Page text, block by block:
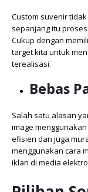
Custom suvenir
sepanjang itu
Cukup dengan
target kita untuk
terealisasi.
Bebas
Salah satu alasan
image
efisien dan juga
menggunakan cara
iklan di media